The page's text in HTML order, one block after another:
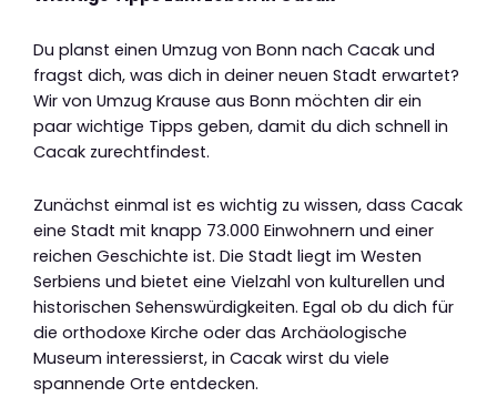
Du planst einen Umzug von Bonn nach Cacak und
fragst dich, was dich in deiner neuen Stadt erwartet?
Wir von Umzug Krause aus Bonn möchten dir ein
paar wichtige Tipps geben, damit du dich schnell in
Cacak zurechtfindest.
Zunächst einmal ist es wichtig zu wissen, dass Cacak
eine Stadt mit knapp 73.000 Einwohnern und einer
reichen Geschichte ist. Die Stadt liegt im Westen
Serbiens und bietet eine Vielzahl von kulturellen und
historischen Sehenswürdigkeiten. Egal ob du dich für
die orthodoxe Kirche oder das Archäologische
Museum interessierst, in Cacak wirst du viele
spannende Orte entdecken.